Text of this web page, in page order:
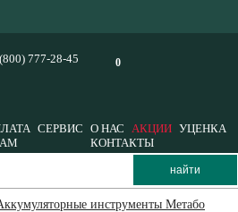
0
777-28-45
СЕРВИС О НАС АКЦИИ УЦЕНКА
КОНТАКТЫ
инструменты Метабо